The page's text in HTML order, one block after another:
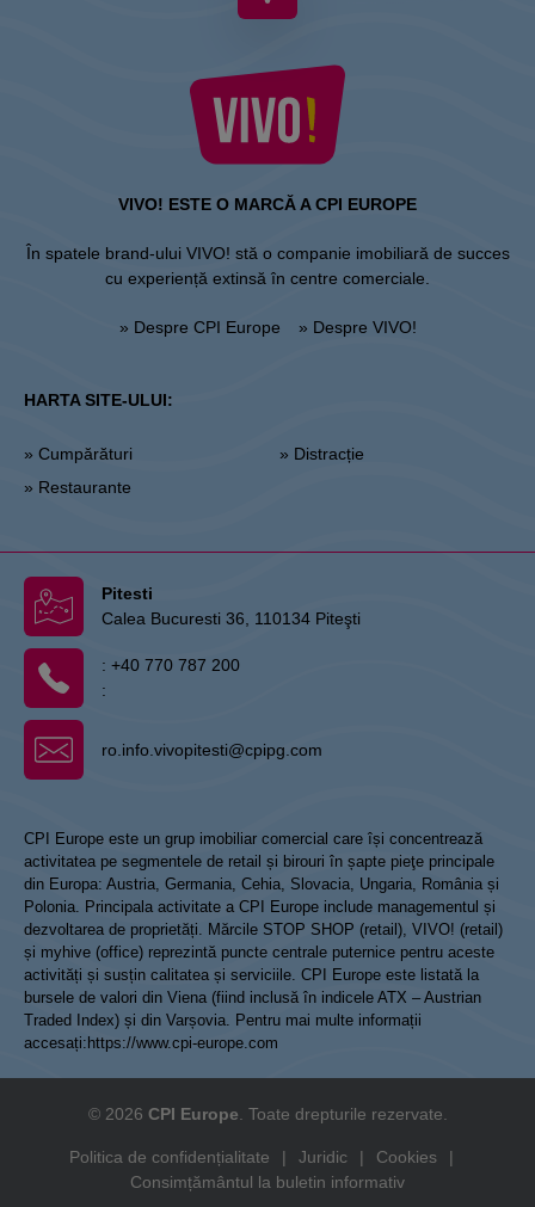
VIVO! ESTE O MARCĂ A CPI EUROPE
În spatele brand-ului VIVO! stă o companie imobiliară de succes
cu experiență extinsă în centre comerciale.
» Despre CPI Europe » Despre VIVO!
HARTA SITE-ULUI:
» Cumpărături
» Restaurante
» Distracție
Pitesti
Calea Bucuresti 36, 110134 Piteşti
: +40 770 787 200
:
ro.info.vivopitesti@cpipg.com
CPI Europe este un grup imobiliar comercial care își concentrează
activitatea pe segmentele de retail și birouri în șapte pieţe principale
din Europa: Austria, Germania, Cehia, Slovacia, Ungaria, România și
Polonia. Principala activitate a CPI Europe include managementul și
dezvoltarea de proprietăți. Mărcile STOP SHOP (retail), VIVO! (retail)
și myhive (office) reprezintă puncte centrale puternice pentru aceste
activități și susțin calitatea și serviciile. CPI Europe este listată la
bursele de valori din Viena (fiind inclusă în indicele ATX – Austrian
Traded Index) și din Varșovia. Pentru mai multe informații
accesați: https://www.cpi-europe.com
© 2026 CPI Europe . Toate drepturile rezervate.
Politica de confidențialitate | Juridic | Cookies
|
Consimțământul la buletin informativ